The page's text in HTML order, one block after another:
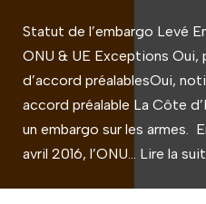
Statut de l’embargo Levé
ONU & UE Exceptions
d’accord préalablesOui,
accord préalable La Côte
un embargo sur les armes.
avril 2016, l’ONU… Lire la